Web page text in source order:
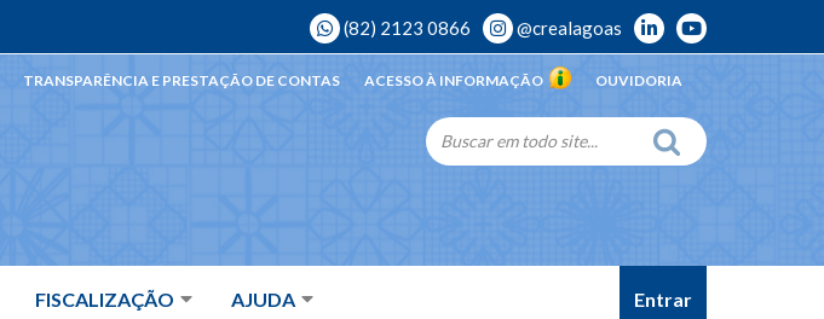
(82) 2123 0866 @crealagoas
FISCALIZAÇÃO AJUDA
OUVIDORIA
ACESSO À INFORMAÇÃO
TRANSPARÊNCIA E PRESTAÇÃO DE CONTAS
Entrar